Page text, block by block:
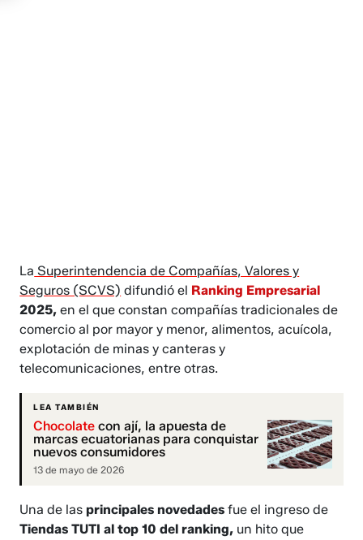
La Superintendencia de Compañías, Valores y
Seguros (SCVS) difundió el Ranking Empresarial
2025,en el que constan compañías tradicionales de
comercio al por mayor y menor, alimentos, acuícola,
explotación de minas y canteras y
telecomunicaciones, entre otras.
LEA TAMBIÉN
Chocolate con ají, la apuesta de
marcas ecuatorianas para conquistar
nuevos consumidores
13 de mayo de 2026
Una de lasprincipales novedades fue el ingreso de
Tiendas TUTI al top 10 del ranking, un hito que